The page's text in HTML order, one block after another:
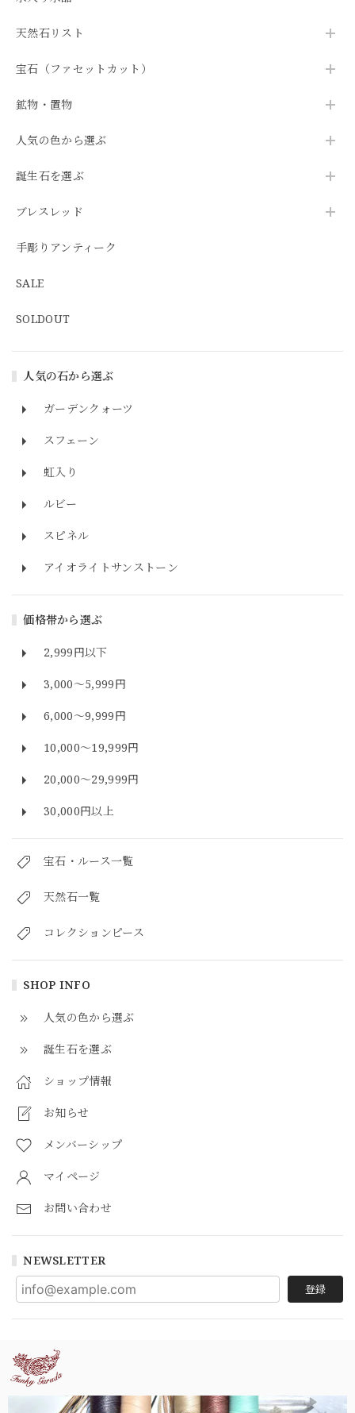
天然石リスト
宝石（ファセットカット）
鉱物・置物
人気の色から選ぶ
誕生石を選ぶ
ブレスレッド
手彫りアンティーク
SALE
SOLDOUT
人気の石から選ぶ
ガーデンクォーツ
スフェーン
虹入り
ルビー
スピネル
アイオライトサンストーン
価格帯から選ぶ
2,999円以下
3,000～5,999円
6,000～9,999円
10,000～19,999円
20,000～29,999円
30,000円以上
宝石・ルース一覧
天然石一覧
コレクションピース
SHOP INFO
人気の色から選ぶ
誕生石を選ぶ
ショップ情報
お知らせ
メンバーシップ
マイページ
お問い合わせ
NEWSLETTER
登録